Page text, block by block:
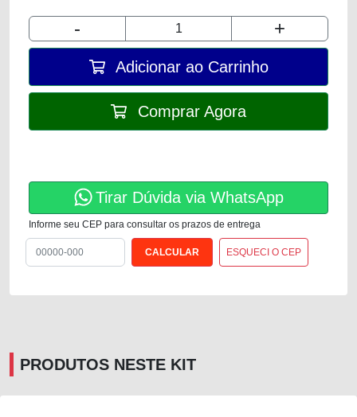
- +
Adicionar ao Carrinho
Comprar Agora
Tirar Dúvida via WhatsApp
Informe seu CEP para consultar os prazos de entrega
ESQUECI O CEP
PRODUTOS NESTE KIT